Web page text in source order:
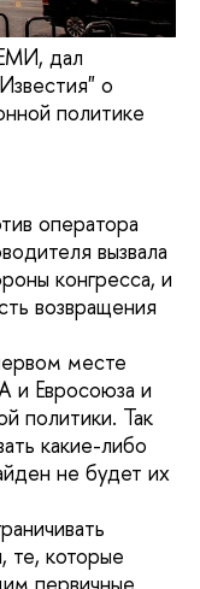
дал
о
политике
оператора
вызвала
конгресса, и
возвращения
месте
и Евросоюза и
политики. Так
какие-либо
не будет их
те, которые